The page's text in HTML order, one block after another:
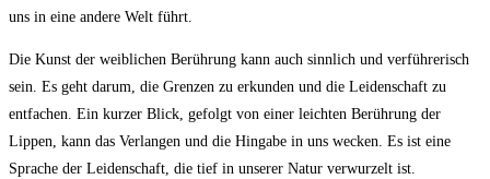
uns in eine andere Welt führt.
Die Kunst der weiblichen Berührung kann auch sinnlich und verführerisch
sein. Es geht darum, die Grenzen zu erkunden und die Leidenschaft zu
entfachen. Ein kurzer Blick, gefolgt von einer leichten Berührung der
Lippen, kann das Verlangen und die Hingabe in uns wecken. Es ist eine
Sprache der Leidenschaft, die tief in unserer Natur verwurzelt ist.